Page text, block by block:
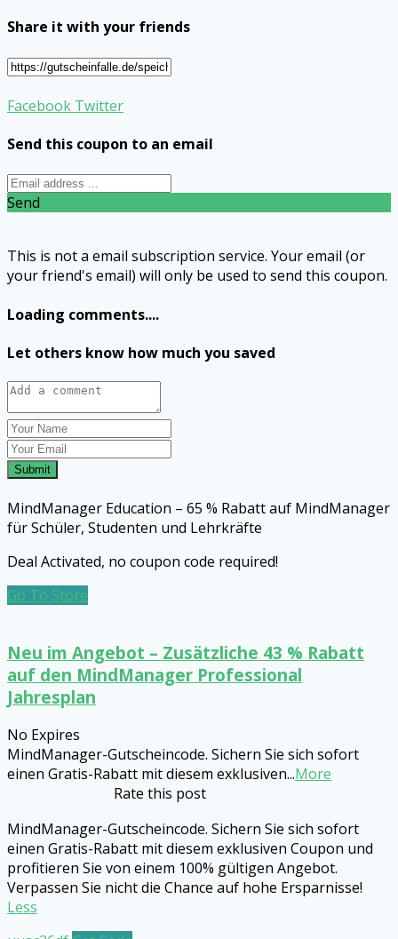
Share it with your friends
Facebook Twitter
Send this coupon to an email
Send
This is not a email subscription service. Your email (or
your friend's email) will only be used to send this coupon.
Loading comments....
Let others know how much you saved
Submit
MindManager Education – 65 % Rabatt auf MindManager
für Schüler, Studenten und Lehrkräfte
Deal Activated, no coupon code required!
Go To Store
Neu im Angebot – Zusätzliche 43 % Rabatt
auf den MindManager Professional
Jahresplan
No Expires
MindManager-Gutscheincode. Sichern Sie sich sofort
einen Gratis-Rabatt mit diesem exklusiven...More
Rate this post
MindManager-Gutscheincode. Sichern Sie sich sofort
einen Gratis-Rabatt mit diesem exklusiven Coupon und
profitieren Sie von einem 100% gültigen Angebot.
Verpassen Sie nicht die Chance auf hohe Ersparnisse!
Less